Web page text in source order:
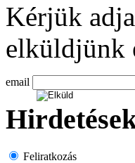
Kérjük
elküldjünk
email
Feliratkozás